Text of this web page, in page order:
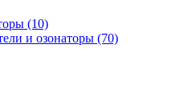
(10)
и озонаторы (70)